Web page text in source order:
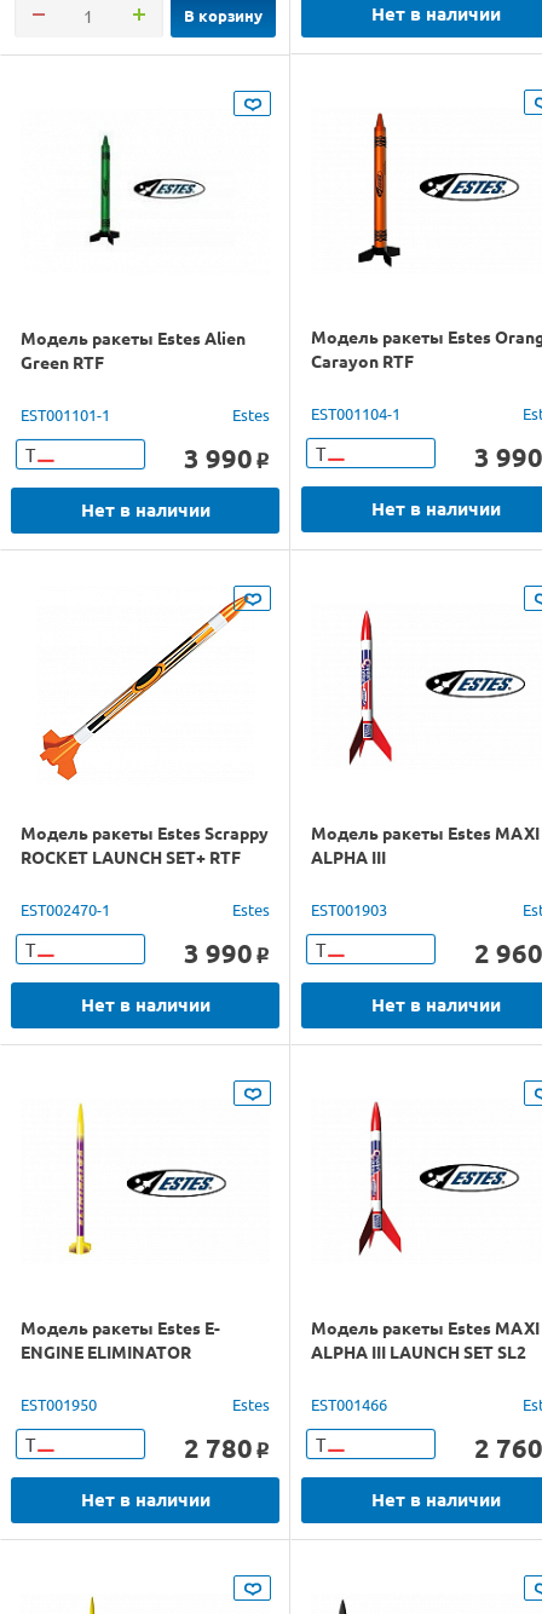
В корзину Нет в наличии
Модель ракеты Estes Alien
Green RTF
EST001101-1 Estes
Т 3 990 o
Нет в наличии
Модель ракеты Estes
Carayon RTF
EST001104-1
Т 3 990
Нет в наличии
Модель ракеты Estes Scrappy
ROCKET LAUNCH SET+ RTF
EST002470-1 Estes
Т 3 990 o
Нет в наличии
Модель ракеты Estes MAXI
ALPHA III
EST001903
Т 2 960
Нет в наличии
Модель ракеты Estes E-
ENGINE ELIMINATOR
EST001950 Estes
Т 2 780 o
Нет в наличии
Модель ракеты Estes MAXI
ALPHA III LAUNCH SET SL2
EST001466
Т 2 760
Нет в наличии